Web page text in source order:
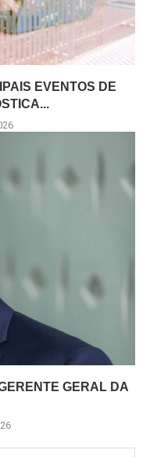
EVENTOS DE
GERAL DA